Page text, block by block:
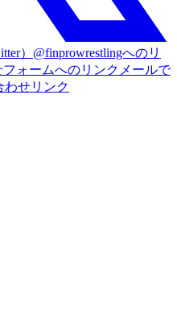
）@finprowrestlingへのリ
ォームへのリンク メールで
せリンク